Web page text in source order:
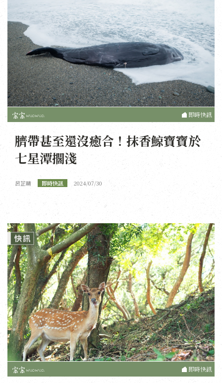
即時快訊
臍帶甚至還沒癒合！抹香鯨寶寶於
七星潭擱淺
呂芷晴 即時快訊 2024/07/30
即時快訊